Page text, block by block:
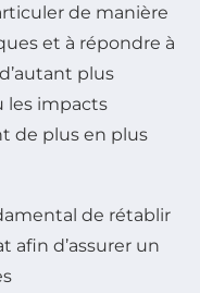
de manière
et à répondre à
plus
les impacts
de plus en plus
de rétablir
afin d’assurer un